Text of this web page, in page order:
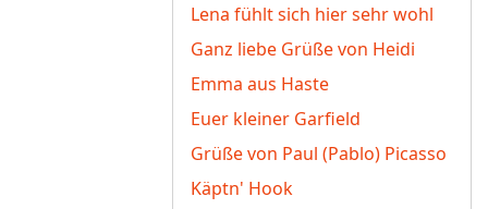
Lena fühlt sich hier sehr wohl
Ganz liebe Grüße von Heidi
Emma aus Haste
Euer kleiner Garfield
Grüße von Paul (Pablo) Picasso
Käptn' Hook